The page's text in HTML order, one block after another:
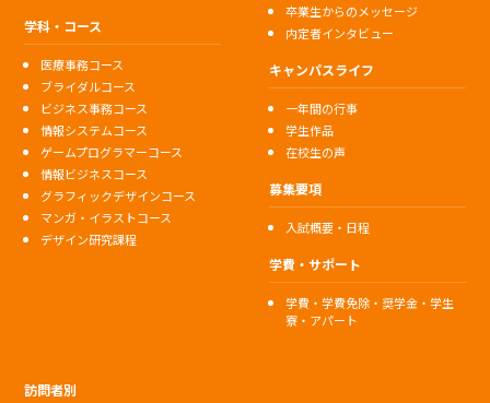
学科・コース
医療事務コース
ブライダルコース
ビジネス事務コース
情報システムコース
ゲームプログラマーコース
情報ビジネスコース
グラフィックデザインコース
マンガ・イラストコース
デザイン研究課程
卒業生からのメッセージ
内定者インタビュー
キャンパスライフ
一年間の行事
学生作品
在校生の声
募集要項
入試概要・日程
学費・サポート
学費・学費免除・奨学金・学生
寮・アパート
訪問者別